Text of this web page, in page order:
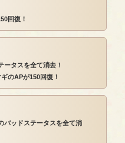
回復！
タスを全て消去！
のAPが150回復！
ッドステータスを全て消